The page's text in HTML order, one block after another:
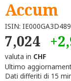
Accum
ISIN:
7,024
valuta in CHF
Ultimo
Dati differiti di 15